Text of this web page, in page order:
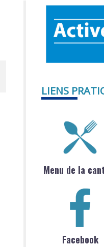
LIENS
Menu de la
Facebook